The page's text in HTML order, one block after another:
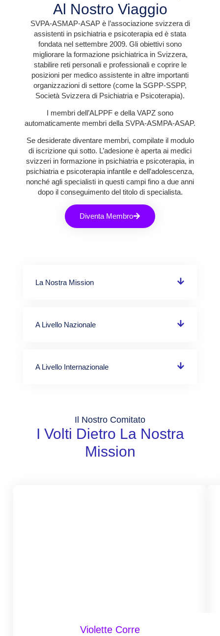
La Nostra Mission
A Livello Nazionale
A Livello Internazionale
Al Nostro Viaggio
SVPA-ASMAP-ASAPè l’associazione svizzera di
assistenti in psichiatria e psicoterapia ed è stata
fondata nel settembre 2009. Gli obiettivi sono
migliorare la formazione psichiatrica in Svizzera,
stabilire reti personali e professionali e coprire le
posizioni per medico assistente in altre importanti
organizzazioni di settore (come la SGPP-SSPP,
Società Svizzera di Psichiatria e Psicoterapia).
I membri dell’ALPPF e della VAPZ sono
automaticamente membri della SVPA-ASMPA-ASAP.
Se desiderate diventare membri, compilate il modulo
di iscrizione qui sotto. L’adesione è aperta ai medici
svizzeri in formazione in psichiatria e psicoterapia, in
psichiatria e psicoterapia infantile e dell’adolescenza,
nonché agli specialisti in questi campi fino a due anni
dopo il conseguimento del titolo di specialista.
Diventa Membro
Il Nostro Comitato
I Volti Dietro La Nostra
Mission
Violette Corre